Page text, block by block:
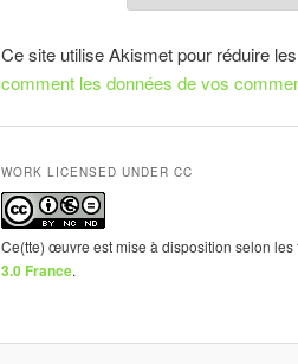
Ce site utilise Akismet pour réduire
comment les données de vos
WORK LICENSED UNDER CC
Ce(tte) œuvre est mise à disposition selon les
3.0 France.